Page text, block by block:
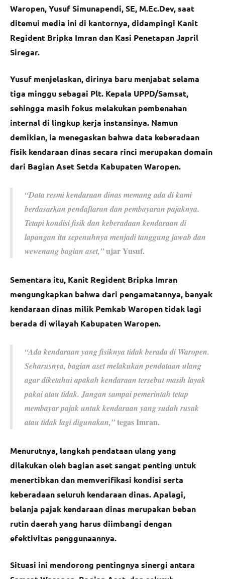
Waropen, Yusuf Simunapendi, SE, M.Ec.Dev, saat
ditemui media ini di kantornya, didampingi Kanit
Regident Bripka Imran dan Kasi Penetapan Japril
Siregar.
Yusuf menjelaskan, dirinya baru menjabat selama
tiga minggu sebagai Plt. Kepala UPPD/Samsat,
sehingga masih fokus melakukan pembenahan
internal di lingkup kerja instansinya. Namun
demikian, ia menegaskan bahwa data keberadaan
fisik kendaraan dinas secara rinci merupakan domain
dari Bagian Aset Setda Kabupaten Waropen.
“Data resmi kendaraan dinas memang ada di kami
berdasarkan pendaftaran dan pembayaran pajaknya.
Tetapi kondisi fisik dan keberadaan kendaraan di
lapangan itu sepenuhnya menjadi tanggung jawab dan
wewenang bagian aset,”ujar Yusuf.
Sementara itu, Kanit Regident Bripka Imran
mengungkapkan bahwa dari pengamatannya, banyak
kendaraan dinas milik Pemkab Waropen tidak lagi
berada di wilayah Kabupaten Waropen.
“Ada kendaraan yang fisiknya tidak berada di Waropen.
Seharusnya, bagian aset melakukan pendataan ulang
agar diketahui apakah kendaraan tersebut masih layak
pakai atau tidak. Jangan sampai pemerintah tetap
membayar pajak untuk kendaraan yang sudah rusak
atau tidak lagi digunakan,”tegas Imran.
Menurutnya, langkah pendataan ulang yang
dilakukan oleh bagian aset sangat penting untuk
menertibkan dan memverifikasi kondisi serta
keberadaan seluruh kendaraan dinas. Apalagi,
belanja pajak kendaraan dinas merupakan beban
rutin daerah yang harus diimbangi dengan
efektivitas penggunaannya.
Situasi ini mendorong pentingnya sinergi antara